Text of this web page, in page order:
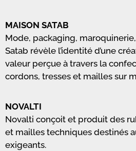
MAISON SATAB
Mode, packaging,
Satab révèle l’identité d’une
valeur perçue à travers la
cordons, tresses et mailles sur
NOVALTI
Novalti conçoit et produit des
et mailles techniques destinés
exigeants.